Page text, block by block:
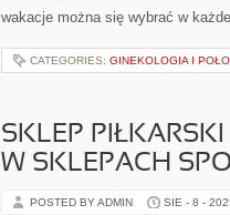
wakacje można się wybrać w
CATEGORIES: GINEKOLOGIA I
SKLEP PIŁKARSKI
W SKLEPACH
POSTED BY ADMIN SIE - 8 -